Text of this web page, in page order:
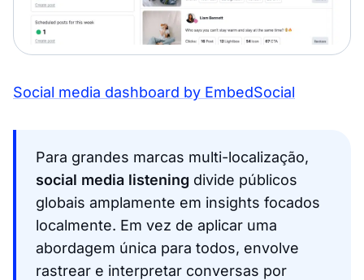
Social media dashboard by EmbedSocial
Para grandes marcas multi-localização,
social media listening divide públicos
globais amplamente em insights focados
localmente. Em vez de aplicar uma
abordagem única para todos, envolve
rastrear e interpretar conversas por